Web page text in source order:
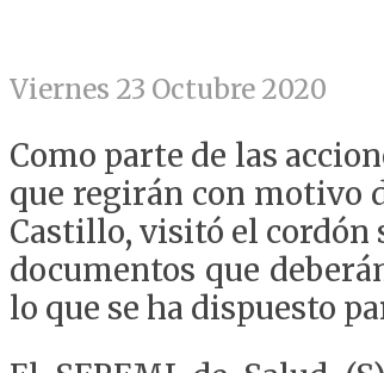
Viernes 23 Octubre 2020
Como parte de las
que regirán con motivo
Castillo, visitó el cordón
documentos que
lo que se ha dispuesto